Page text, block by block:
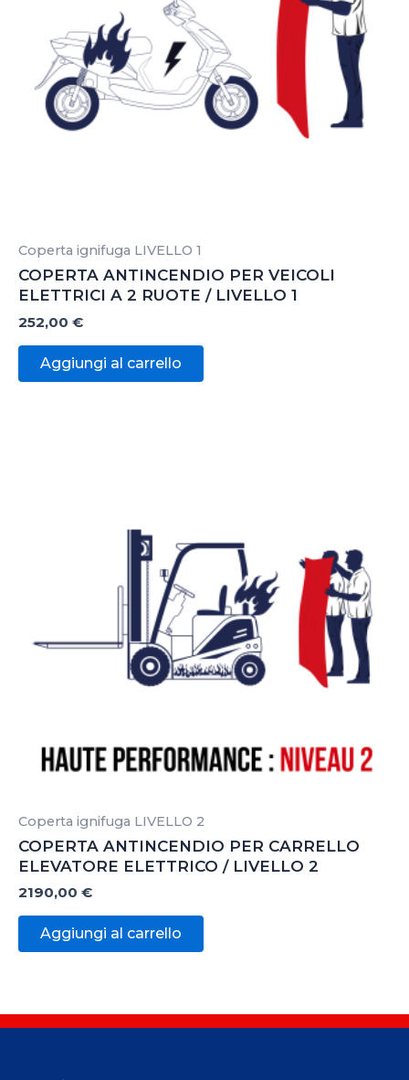
Coperta ignifuga LIVELLO 1
COPERTA ANTINCENDIO PER VEICOLI
ELETTRICI A 2 RUOTE / LIVELLO 1
252,00 €
Aggiungi al carrello
Coperta ignifuga LIVELLO 2
COPERTA ANTINCENDIO PER CARRELLO
ELEVATORE ELETTRICO / LIVELLO 2
2190,00 €
Aggiungi al carrello